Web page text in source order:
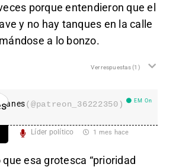
porque entendieron que el
y no hay tanques en la calle
a lo bonzo.
Ver respuestas(1)
(@patreon_36222350) EM On
Líder político 1 mes hace
que esa grotesca “prioridad